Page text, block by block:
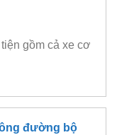
gồm cả xe cơ
đường bộ